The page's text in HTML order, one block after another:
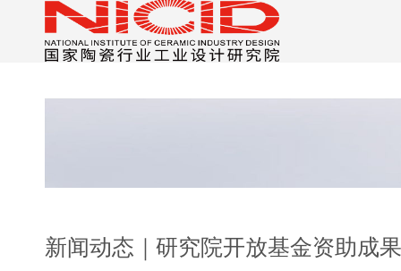
新闻动态｜研究院开放基金资助成